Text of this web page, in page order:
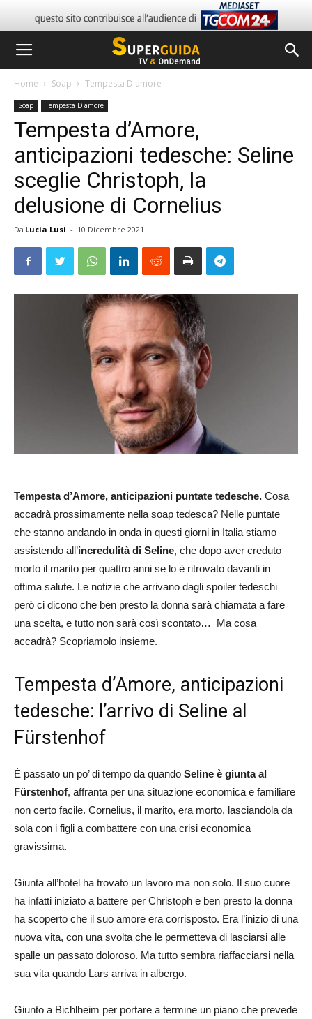
Home Soap Tempesta D'amore
Soap Tempesta D'amore
Tempesta d’Amore,
anticipazioni tedesche: Seline
sceglie Christoph, la
delusione di Cornelius
Da Lucia Lusi - 10 Dicembre 2021
Tempesta d’Amore, anticipazioni puntate tedesche. Cosa
accadrà prossimamente nella soap tedesca? Nelle puntate
che stanno andando in onda in questi giorni in Italia stiamo
assistendo all’incredulità di Seline, che dopo aver creduto
morto il marito per quattro anni se lo è ritrovato davanti in
ottima salute. Le notizie che arrivano dagli spoiler tedeschi
però ci dicono che ben presto la donna sarà chiamata a fare
una scelta, e tutto non sarà così scontato… Ma cosa
accadrà? Scopriamolo insieme.
Tempesta d’Amore, anticipazioni
tedesche: l’arrivo di Seline al
Fürstenhof
È passato un po’ di tempo da quando Seline è giunta al
Fürstenhof, affranta per una situazione economica e familiare
non certo facile. Cornelius, il marito, era morto, lasciandola da
sola con i figli a combattere con una crisi economica
gravissima.
Giunta all’hotel ha trovato un lavoro ma non solo. Il suo cuore
ha infatti iniziato a battere per Christoph e ben presto la donna
ha scoperto che il suo amore era corrisposto. Era l’inizio di una
nuova vita, con una svolta che le permetteva di lasciarsi alle
spalle un passato doloroso. Ma tutto sembra riaffacciarsi nella
sua vita quando Lars arriva in albergo.
Giunto a Bichlheim per portare a termine un piano che prevede